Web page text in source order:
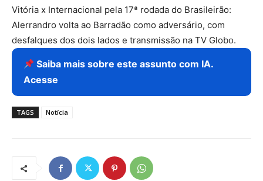
Vitória x Internacional pela 17ª rodada do Brasileirão:
Alerrandro volta ao Barradão como adversário, com
desfalques dos dois lados e transmissão na TV Globo.
Saiba mais sobre este assunto com IA.
Acesse
TAGS Notícia